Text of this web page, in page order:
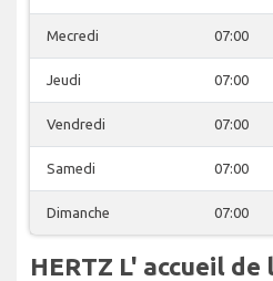
Mecredi 07:00
Jeudi 07:00
Vendredi 07:00
Samedi 07:00
Dimanche 07:00
HERTZ L' accueil